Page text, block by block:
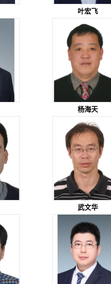
叶宏飞
杨海天
武文华